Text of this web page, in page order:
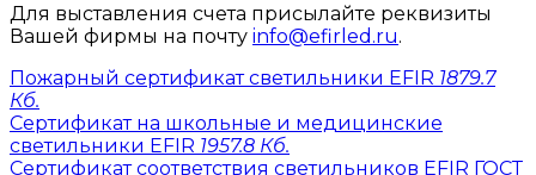
Для выставления счета присылайте реквизиты
Вашей фирмы на почту info@efirled.ru.
Пожарный сертификат светильники EFIR 1879.7
Кб.
Сертификат на школьные и медицинские
светильники EFIR 1957.8 Кб.
Сертификат соответствия светильников EFIR ГОСТ